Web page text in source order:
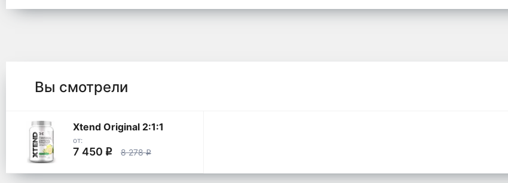
Вы смотрели
Xtend Original 2:1:1
от:
7 450 q 8 278q